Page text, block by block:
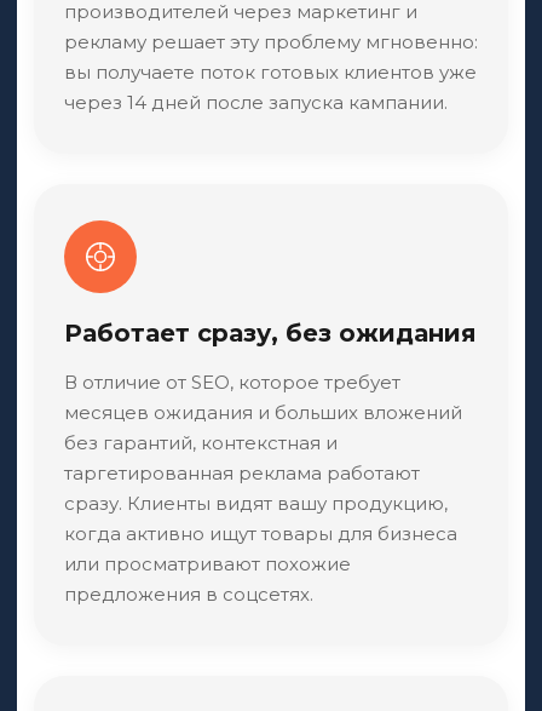
производителей через маркетинг и
рекламу решает эту проблему мгновенно:
вы получаете поток готовых клиентов уже
через 14 дней после запуска кампании.
Работает сразу, без ожидания
В отличие от SEO, которое требует
месяцев ожидания и больших вложений
без гарантий, контекстная и
таргетированная реклама работают
сразу. Клиенты видят вашу продукцию,
когда активно ищут товары для бизнеса
или просматривают похожие
предложения в соцсетях.